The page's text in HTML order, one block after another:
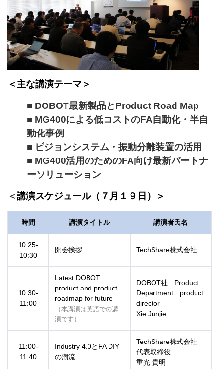
＜主な講演テーマ＞
■ DOBOT最新製品とProduct Road Map
■ MG400による低コストのFA自動化・半自
動化事例
■ ビジョンシステム・振動分離装置の活用
■ MG400活用のためのFA向け最新パートナ
ーソリューション
＜講演スケジュール（７月１９日）＞
時間 講演タイトル 講演者氏名
10:25-
10:30
開会挨拶 TechShare株式会社
10:30-
11:00
Latest DOBOT
product and product
roadmap for future
（本講演は英語での講
演です）
DOBOT社 Product
Department product
director
Xie Junjie
11:00-
11:40
Industry 4.0とFA DIY
の潮流
TechShare株式会社
代表取締役
重光 貴明